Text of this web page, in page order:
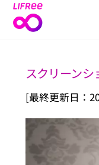
Skip
スクリーンシ
[最終更新日：